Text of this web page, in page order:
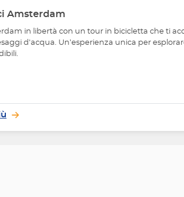
Amsterdam
in libertà con un tour in bicicletta che ti
d'acqua. Un’esperienza unica per